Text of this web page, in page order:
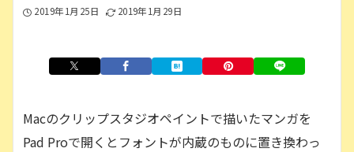
2019年1月25日 2019年1月29日
Macのクリップスタジオペイントで描いたマンガを
Pad Proで開くとフォントが内蔵のものに置き換わっ